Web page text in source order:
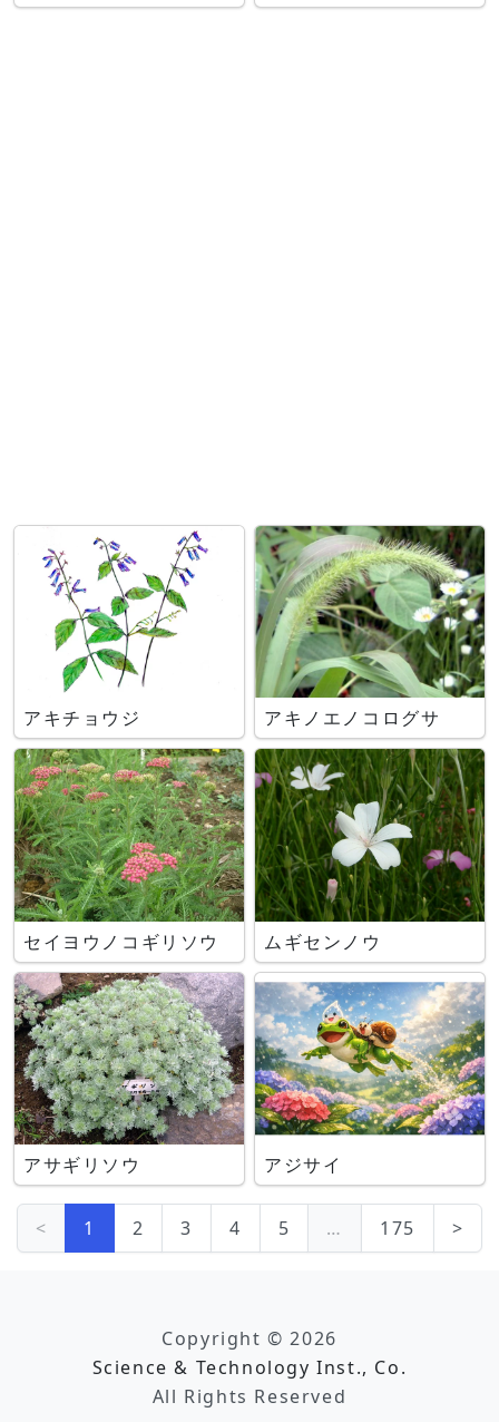
アキチョウジ アキノエノコログサ
セイヨウノコギリソウ ムギセンノウ
アサギリソウ アジサイ
< 1 2 3 4 5 … 175 >
Copyright © 2026
Science & Technology Inst., Co.
All Rights Reserved